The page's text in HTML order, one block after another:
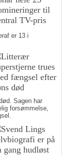
er 13 i
Sagen har
forsømmelse,